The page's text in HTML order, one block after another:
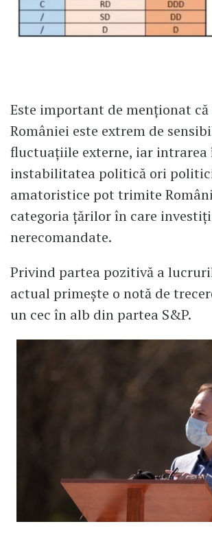
Este important de menționat
României este extrem de
fluctuațiile externe, iar intrarea
instabilitatea politică ori
amatoristice pot trimite
categoria țărilor în care
nerecomandate.
Privind partea pozitivă a
actual primește o notă de
un cec în alb din partea S&P.